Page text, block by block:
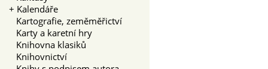
+ Kalendáře
Kartografie, zeměměřictví
Karty a karetní hry
Knihovna klasiků
Knihovnictví